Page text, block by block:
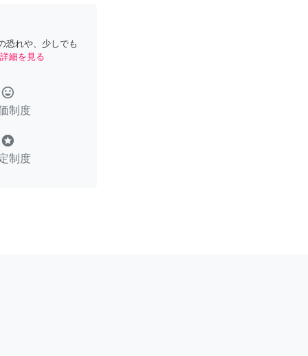
恐れや、少しでも
詳細を見る
tag_faces
制度
stars
制度